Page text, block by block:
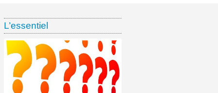
L’essentiel